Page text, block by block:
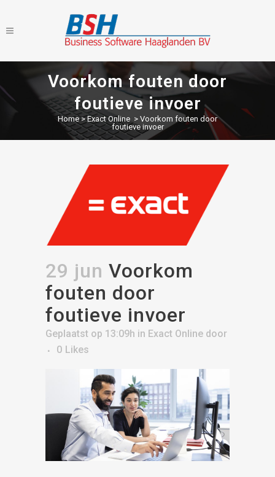
Voorkom fouten door
foutieve invoer
Home>Exact Online > Voorkom fouten door
foutieve invoer
29 jun Voorkom
fouten door
foutieve invoer
Geplaatst op 13:09h in Exact Online door
0 Likes